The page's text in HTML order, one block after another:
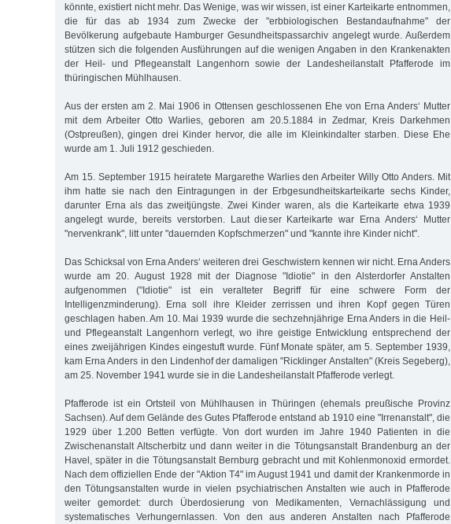
könnte, existiert nicht mehr. Das Wenige, was wir wissen, ist einer Karteikarte entnommen,
die für das ab 1934 zum Zwecke der "erbbiologischen Bestandaufnahme" der
Bevölkerung aufgebaute Hamburger Gesundheitspassarchiv angelegt wurde. Außerdem
stützen sich die folgenden Ausführungen auf die wenigen Angaben in den Krankenakten
der Heil- und Pflegeanstalt Langenhorn sowie der Landesheilanstalt Pfafferode im
thüringischen Mühlhausen.
Aus der ersten am 2. Mai 1906 in Ottensen geschlossenen Ehe von Erna Anders‘ Mutter
mit dem Arbeiter Otto Warlies, geboren am 20.5.1884 in Zedmar, Kreis Darkehmen
(Ostpreußen), gingen drei Kinder hervor, die alle im Kleinkindalter starben. Diese Ehe
wurde am 1. Juli 1912 geschieden.
Am 15. September 1915 heiratete Margarethe Warlies den Arbeiter Willy Otto Anders. Mit
ihm hatte sie nach den Eintragungen in der Erbgesundheitskarteikarte sechs Kinder,
darunter Erna als das zweitjüngste. Zwei Kinder waren, als die Karteikarte etwa 1939
angelegt wurde, bereits verstorben. Laut dieser Karteikarte war Erna Anders‘ Mutter
"nervenkrank", litt unter "dauernden Kopfschmerzen" und "kannte ihre Kinder nicht".
Das Schicksal von Erna Anders‘ weiteren drei Geschwistern kennen wir nicht. Erna Anders
wurde am 20. August 1928 mit der Diagnose "Idiotie" in den Alsterdorfer Anstalten
aufgenommen ("Idiotie" ist ein veralteter Begriff für eine schwere Form der
Intelligenzminderung). Erna soll ihre Kleider zerrissen und ihren Kopf gegen Türen
geschlagen haben. Am 10. Mai 1939 wurde die sechzehnjährige Erna Anders in die Heil-
und Pflegeanstalt Langenhorn verlegt, wo ihre geistige Entwicklung entsprechend der
eines zweijährigen Kindes eingestuft wurde. Fünf Monate später, am 5. September 1939,
kam Erna Anders in den Lindenhof der damaligen "Ricklinger Anstalten" (Kreis Segeberg),
am 25. November 1941 wurde sie in die Landesheilanstalt Pfafferode verlegt.
Pfafferode ist ein Ortsteil von Mühlhausen in Thüringen (ehemals preußische Provinz
Sachsen). Auf dem Gelände des Gutes Pfafferode entstand ab 1910 eine "Irrenanstalt", die
1929 über 1.200 Betten verfügte. Von dort wurden im Jahre 1940 Patienten in die
Zwischenanstalt Altscherbitz und dann weiter in die Tötungsanstalt Brandenburg an der
Havel, später in die Tötungsanstalt Bernburg gebracht und mit Kohlenmonoxid ermordet.
Nach dem offiziellen Ende der "Aktion T4" im August 1941 und damit der Krankenmorde in
den Tötungsanstalten wurde in vielen psychiatrischen Anstalten wie auch in Pfafferode
weiter gemordet: durch Überdosierung von Medikamenten, Vernachlässigung und
systematisches Verhungernlassen. Von den aus anderen Anstalten nach Pfafferode